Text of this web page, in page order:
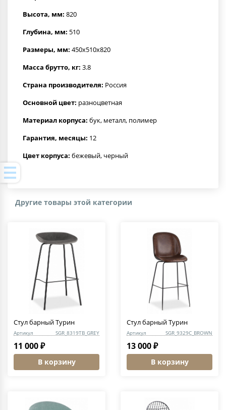
Высота, мм: 820
Глубина, мм: 510
Размеры, мм: 450x510x820
Масса брутто, кг: 3.8
Страна производителя: Россия
Основной цвет: разноцветная
Материал корпуса: бук, металл, полимер
Гарантия, месяцы: 12
Цвет корпуса: бежевый, черный
Другие товары этой категории
Стул барный Турин
Артикул SGR_8319TB_GREY
11 000 ₽
В корзину
Стул барный Турин
Артикул SGR_9329C_BROWN
13 000 ₽
В корзину